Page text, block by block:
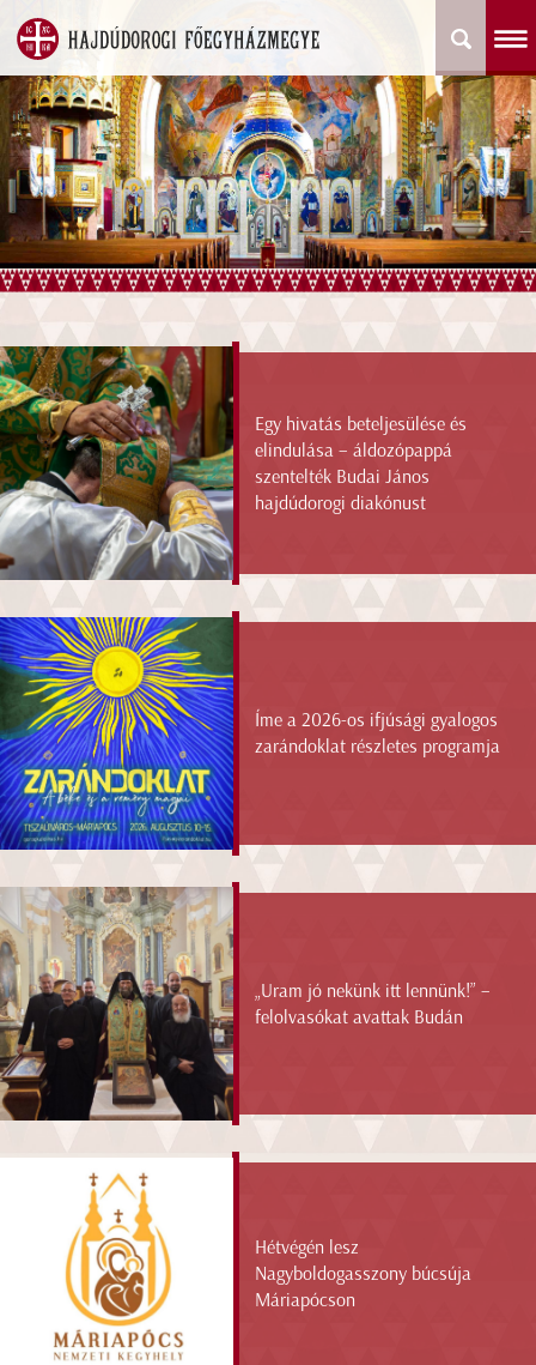
Egy hivatás beteljesülése és
elindulása – áldozópappá
szentelték Budai János
hajdúdorogi diakónust
Íme a 2026-os ifjúsági gyalogos
zarándoklat részletes programja
„Uram jó nekünk itt lennünk!” –
felolvasókat avattak Budán
Hétvégén lesz
Nagyboldogasszony búcsúja
Máriapócson